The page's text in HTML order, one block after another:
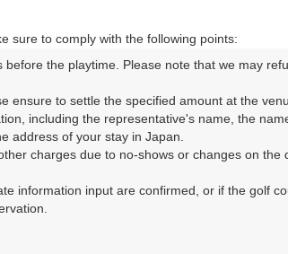
、ご希望のプランを絞り込むことができます。
月 11月
sure to comply with the following points:
before the playtime. Please note that we may
ensure to settle the specified amount at the
including the representative's name, the
address of your stay in Japan.
charges due to no-shows or changes on
information input are confirmed, or if the golf